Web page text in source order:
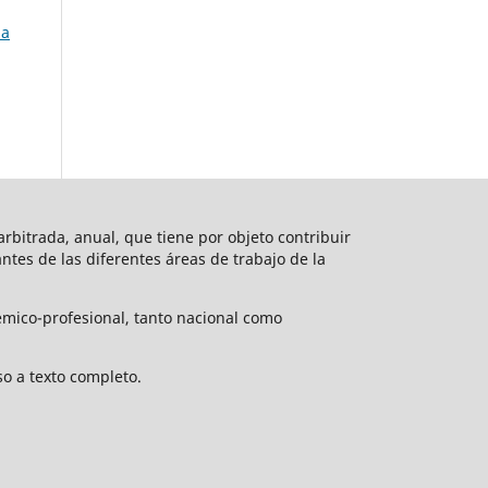
anual, que tiene por objeto contribuir
de las diferentes áreas de trabajo de la
profesional, tanto nacional como
a texto completo.